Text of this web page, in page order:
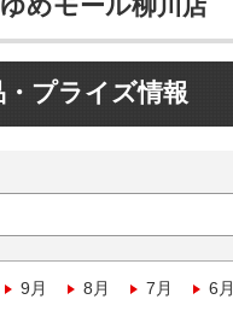
めモール柳川店
・プライズ情報
9月 8月 7月 6月